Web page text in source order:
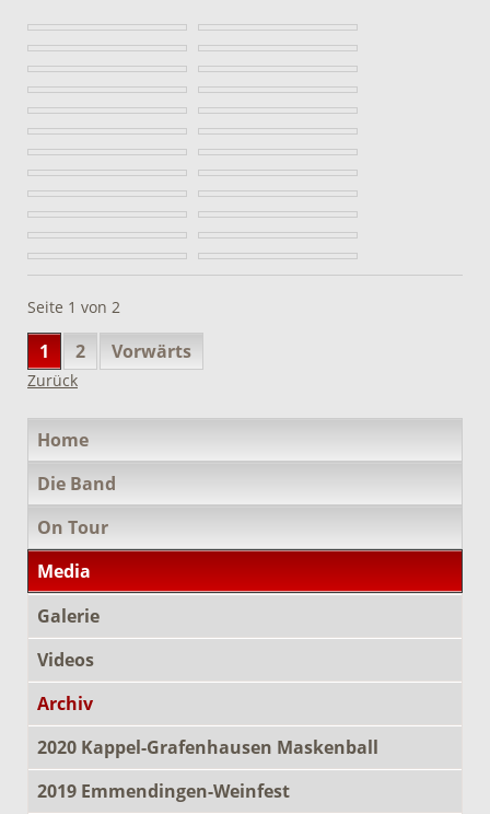
Seite 1 von 2
1 2 Vorwärts
Zurück
überspringen
Home
Die Band
On Tour
Media
Galerie
Videos
Archiv
2020 Kappel-Grafenhausen Maskenball
2019 Emmendingen-Weinfest